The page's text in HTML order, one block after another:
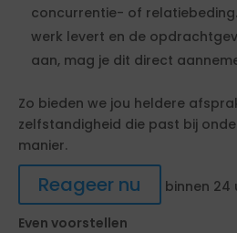
concurrentie- of
werk levert en de
aan, mag je dit direct
Zo bieden we jou heldere
zelfstandigheid die past bij
manier.
Reageer nu
binnen 24
Even voorstellen